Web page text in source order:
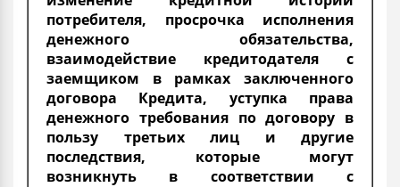
потребителя, просрочка исполнения
денежного обязательства,
взаимодействие кредитодателя с
заемщиком в рамках заключенного
договора Кредита, уступка права
денежного требования по договору в
пользу третьих лиц и другие
последствия, которые могут
возникнуть в соответствии с